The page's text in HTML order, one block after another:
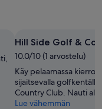
Hill Side Golf &
10.0/10 (1 arvostelu)
Käy pelaamassa
sijaitsevalla
Country Club. Nauti
Lue vähemmän